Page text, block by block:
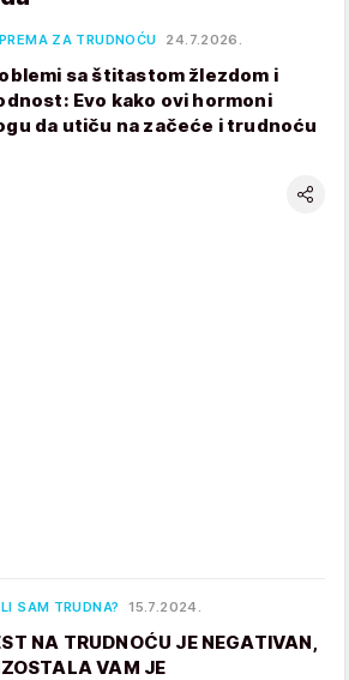
ZA TRUDNOĆU 24.7.2026.
sa štitastom žlezdom i
Evo kako ovi hormoni
da utiču na začeće i trudnoću
SAM TRUDNA? 15.7.2024.
NA TRUDNOĆU JE NEGATIVAN,
VAM JE